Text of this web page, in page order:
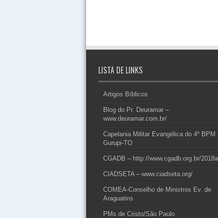
LISTA DE LINKS
Artigos Bíblicos
Blog do Pr. Deuramar –
www.deuramar.com.br/
Capelania Militar Evangélica do 4º BPM
Gurupi-TO
CGADB – http://www.cgadb.org.br/
CIADSETA – www.ciadseta.org/
COMEA-Conselho de Ministros Ev. de
Araguatins
PMs de Cristo/São Paulo